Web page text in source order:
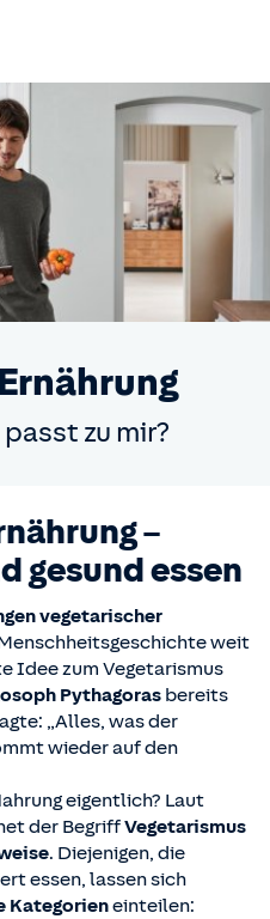
zu mir?
–
gesund essen
vegetarischer
weit
Idee zum Vegetarismus
Pythagoras bereits
„Alles, was der
wieder auf den
eigentlich? Laut
der BegriffVegetarismus
. Diejenigen, die
essen, lassen sich
Kategorieneinteilen: